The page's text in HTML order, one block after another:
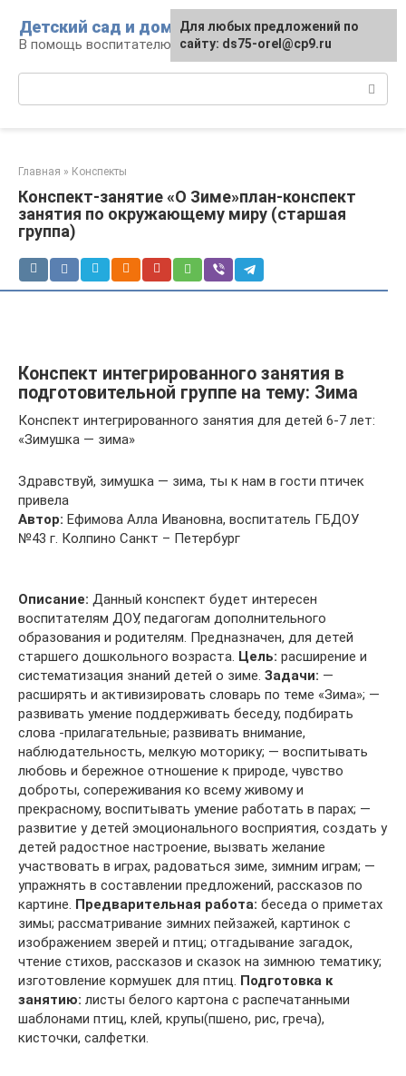
контенту
Детский сад и дом
В помощь воспитателю и родителям
Главная » Конспекты
Конспект-занятие «О Зиме»план-конспект
занятия по окружающему миру (старшая
группа)
Конспект интегрированного занятия в
подготовительной группе на тему: Зима
Конспект интегрированного занятия для детей 6-7 лет:
«Зимушка — зима»
Здравствуй, зимушка — зима, ты к нам в гости птичек
привела
Автор: Ефимова Алла Ивановна, воспитатель ГБДОУ
№43 г. Колпино Санкт – Петербург
Описание: Данный конспект будет интересен
воспитателям ДОУ, педагогам дополнительного
образования и родителям. Предназначен, для детей
старшего дошкольного возраста. Цель: расширение и
систематизация знаний детей о зиме. Задачи: —
расширять и активизировать словарь по теме «Зима»; —
развивать умение поддерживать беседу, подбирать
слова -прилагательные; развивать внимание,
наблюдательность, мелкую моторику; — воспитывать
любовь и бережное отношение к природе, чувство
доброты, сопереживания ко всему живому и
прекрасному, воспитывать умение работать в парах; —
развитие у детей эмоционального восприятия, создать у
детей радостное настроение, вызвать желание
участвовать в играх, радоваться зиме, зимним играм; —
упражнять в составлении предложений, рассказов по
картине. Предварительная работа: беседа о приметах
зимы; рассматривание зимних пейзажей, картинок с
изображением зверей и птиц; отгадывание загадок,
чтение стихов, рассказов и сказок на зимнюю тематику;
изготовление кормушек для птиц. Подготовка к
занятию: листы белого картона с распечатанными
шаблонами птиц, клей, крупы(пшено, рис, греча),
кисточки, салфетки.
Для любых предложений по
сайту: ds75-orel@cp9.ru